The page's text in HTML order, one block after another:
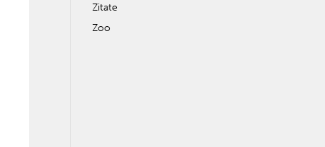
Zitate
Zoo